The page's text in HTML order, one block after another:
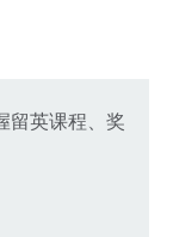
留英课程、奖